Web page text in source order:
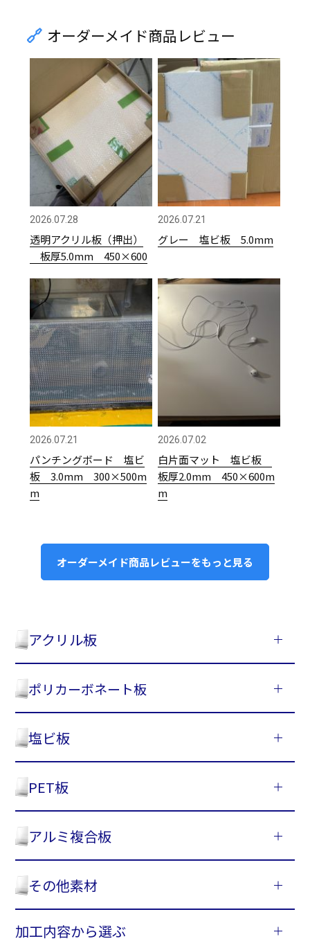
アクリル板
ポリカーボネート板
塩ビ板
PET板
アルミ複合板
その他素材
加工内容から選ぶ
オーダーメイド商品レビュー
2026.07.28
透明アクリル板（押出）
板厚5.0mm 450×600
2026.07.21
グレー 塩ビ板 5.0mm
2026.07.21
パンチングボード 塩ビ
板 3.0mm 300×500m
m
2026.07.02
白片面マット 塩ビ板
板厚2.0mm 450×600m
m
オーダーメイド商品レビューをもっと見る